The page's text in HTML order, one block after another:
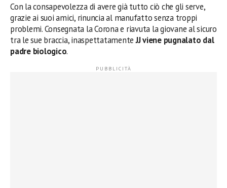
Con la consapevolezza di avere già tutto ciò che gli serve,
grazie ai suoi amici, rinuncia al manufatto senza troppi
problemi. Consegnata la Corona e riavuta la giovane al sicuro
tra le sue braccia, inaspettatamenteJJ viene pugnalato dal
padre biologico.